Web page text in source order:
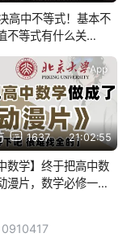
高中不等式！基本不
不等式有什么关
1637 21:02:55
App
数学】终于把高中数
漫片，数学必修一到
藏！
0910417